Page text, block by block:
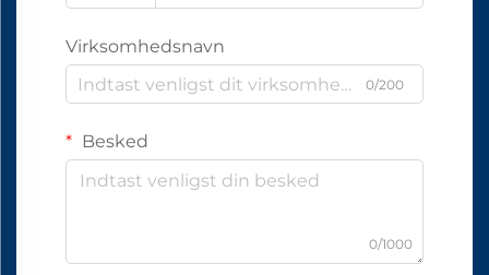
Virksomhedsnavn
0/200
Besked
0/1000